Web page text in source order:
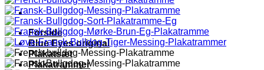
Forside
Blue Eyes original
Plakatsæt
Plakatrammer